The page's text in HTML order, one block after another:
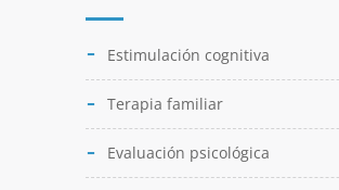
Estimulación cognitiva
Terapia familiar
Evaluación psicológica